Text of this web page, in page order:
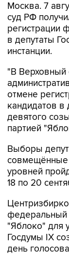
Москва. 7
суд РФ
регистрации
в депутаты
инстанции.
"В Верховный
отмене
кандидатов в
девятого
партией
Выборы
уровней
18 по 20
федеральный
"Яблоко" для
Госдумы IX
день